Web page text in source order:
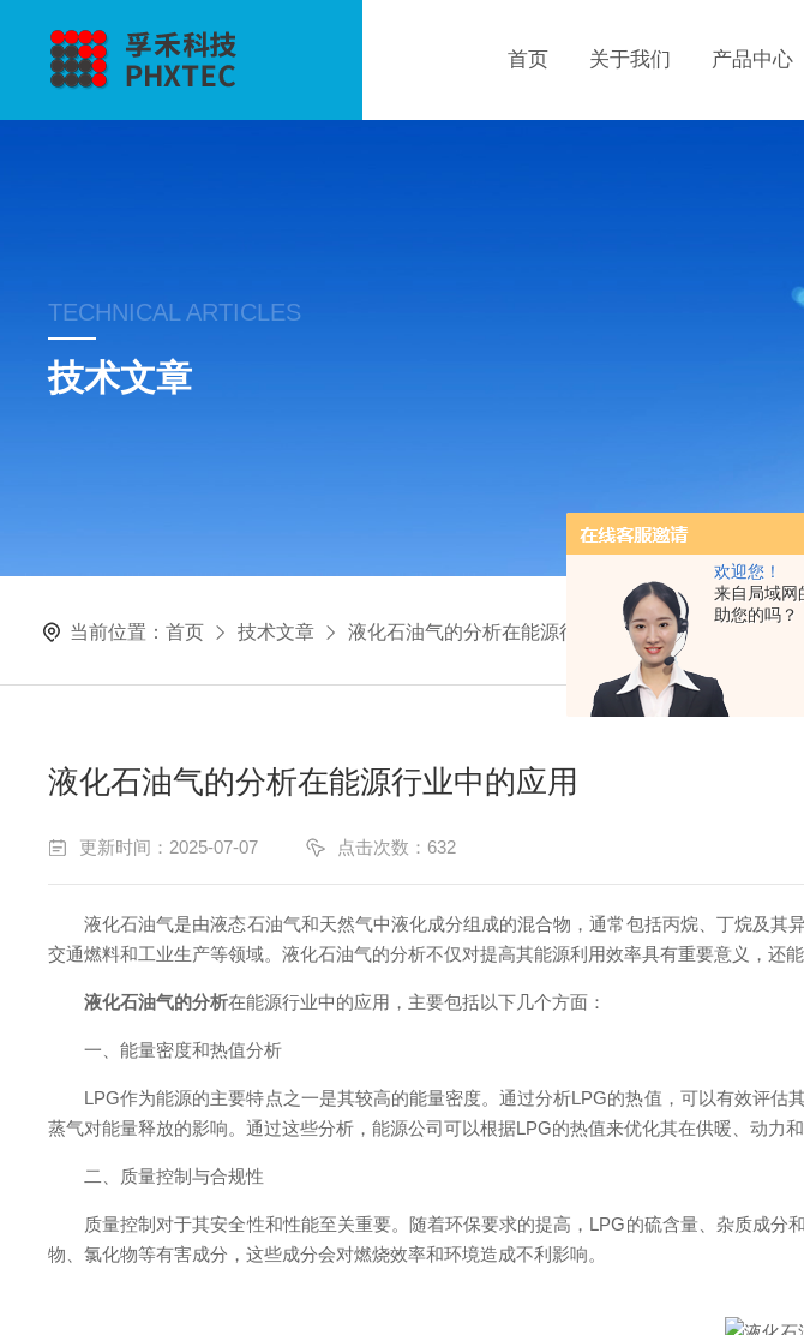
欢迎您！
来自局域网
助您的吗？
首页 关于我们 产品中心
TECHNICAL ARTICLES
技术文章
当前位置： 首页 技术文章 液化石油气的分析在能源行业中的应用
液化石油气的分析在能源行业中的应用
更新时间：2025-07-07 点击次数：632
液化石油气是由液态石油气和天然气中液化成分组成的混合物，通常包括丙烷、丁烷及其
交通燃料和工业生产等领域。液化石油气的分析不仅对提高其能源利用效率具有重要意义，还
液化石油气的分析在能源行业中的应用，主要包括以下几个方面：
一、能量密度和热值分析
LPG作为能源的主要特点之一是其较高的能量密度。通过分析LPG的热值，可以有效评估
蒸气对能量释放的影响。通过这些分析，能源公司可以根据LPG的热值来优化其在供暖、动力
二、质量控制与合规性
质量控制对于其安全性和性能至关重要。随着环保要求的提高，LPG的硫含量、杂质成分
物、氯化物等有害成分，这些成分会对燃烧效率和环境造成不利影响。